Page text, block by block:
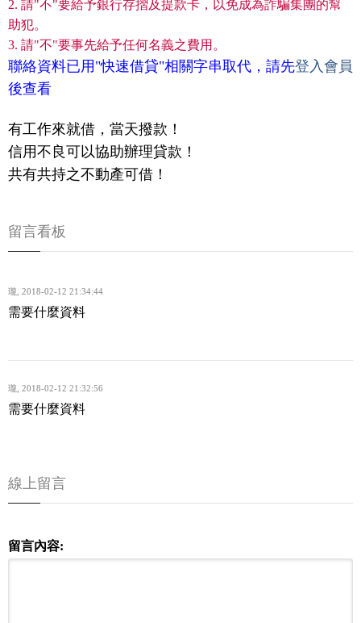
2. 請"不"要給予銀行存摺及提款卡，以免成為詐騙集團的幫
助犯。
3. 請"不"要事先給予任何名義之費用。
聯絡資料已用"快速借貸"相關字串取代，請先登入會員
後查看
有工作來就借，當天撥款！
信用不良可以協助辦理貸款！
共有共持之不動產可借！
留言看板
瓏 2018-02-12 21:34:44
需要什麼資料
瓏 2018-02-12 21:32:56
需要什麼資料
線上留言
留言內容: